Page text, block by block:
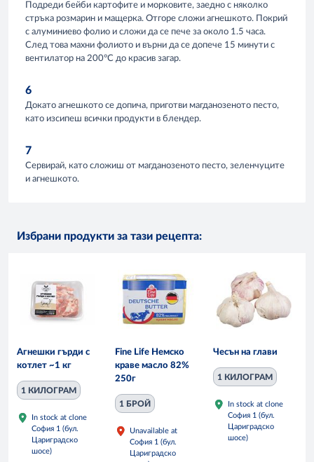
Подреди бейби картофите и морковите, заедно с няколко
стръка розмарин и мащерка. Отгоре сложи агнешкото. Покрий
с алуминиево фолио и сложи да се пече за около 1.5 часа.
След това махни фолиото и върни да се допече 15 минути с
вентилатор на 200°C до красив загар.
6
Докато агнешкото се допича, приготви магданозеното песто,
като изсипеш всички продукти в блендер.
7
Сервирай, като сложиш от магданозеното песто, зеленчуците
и агнешкото.
Избрани продукти за тази рецепта:
Агнешки гърди с
котлет ~1 кг
1 КИЛОГРАМ
In stock at clone
София 1 (бул.
Цариградско
шосе)
Fine Life Немско
краве масло 82%
250г
1 БРОЙ
Unavailable at
София 1 (бул.
Цариградско
Чесън на глави
1 КИЛОГРАМ
In stock at clone
София 1 (бул.
Цариградско
шосе)